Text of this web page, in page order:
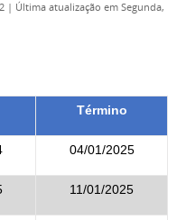
| Última atualização em Segunda,
Término
04/01/2025
11/01/2025